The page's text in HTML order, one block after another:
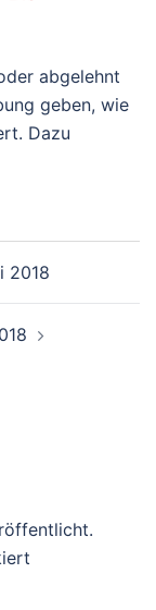
abgelehnt
geben, wie
Dazu
2018